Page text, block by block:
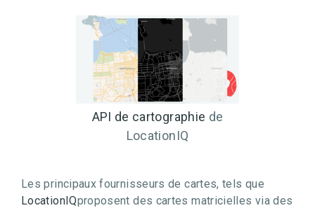
API de cartographie de
LocationIQ
Les principaux fournisseurs de cartes, tels que
LocationIQproposent des cartes matricielles via des